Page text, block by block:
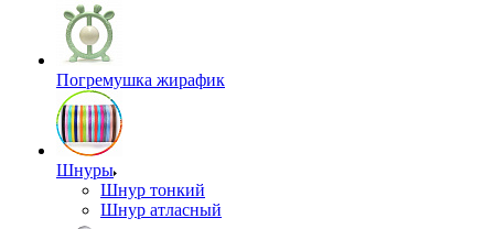
Погремушка жирафик
Шнуры
Шнур тонкий
Шнур атласный